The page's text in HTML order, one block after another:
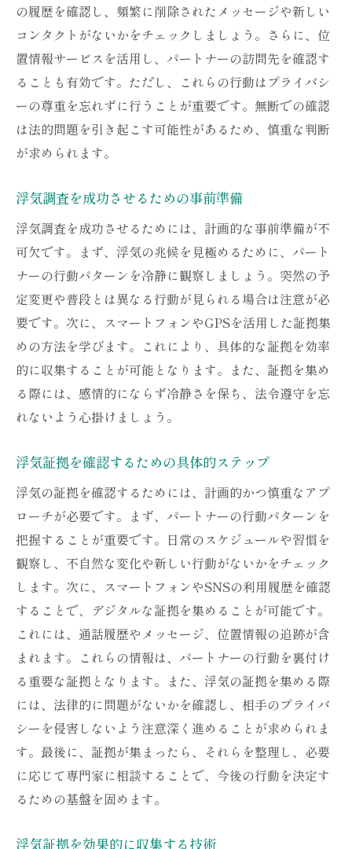
浮気兆候を見逃さないための方法
浮気証拠を確保するための観察術
安全に浮気を暴くセルフ調査のコツ
浮気証拠を安全に集めるためのコツ
浮気調査を安全に進めるための注意点
証拠を確保するための安全対策
浮気を安全に暴くための手順
浮気証拠を安全に集めるための方法
浮気調査成功のための具体的手順
浮気証拠を効率的に集める計画の作り方
浮気を発見するための具体的な手順
浮気調査を成功させるための具体的ステッ
プ
浮気証拠を確実に集めるための行動計画
浮気を見破るための詳細な手順
浮気を見極めるためのセルフ調査
浮気の疑惑を確認するためのセルフ調査法
浮気証拠を集めるための基本的な手法
浮気を見破るための観察ポイント
浮気調査を成功させるためのステップ
浮気証拠を得るための具体的な手段
の履歴を確認し、頻繁に削除されたメッセージや新しい
コンタクトがないかをチェックしましょう。さらに、位
置情報サービスを活用し、パートナーの訪問先を確認す
ることも有効です。ただし、これらの行動はプライバシ
ーの尊重を忘れずに行うことが重要です。無断での確認
は法的問題を引き起こす可能性があるため、慎重な判断
が求められます。
浮気調査を成功させるための事前準備
浮気調査を成功させるためには、計画的な事前準備が不
可欠です。まず、浮気の兆候を見極めるために、パート
ナーの行動パターンを冷静に観察しましょう。突然の予
定変更や普段とは異なる行動が見られる場合は注意が必
要です。次に、スマートフォンやGPSを活用した証拠集
めの方法を学びます。これにより、具体的な証拠を効率
的に収集することが可能となります。また、証拠を集め
る際には、感情的にならず冷静さを保ち、法令遵守を忘
れないよう心掛けましょう。
浮気証拠を確認するための具体的ステップ
浮気の証拠を確認するためには、計画的かつ慎重なアプ
ローチが必要です。まず、パートナーの行動パターンを
把握することが重要です。日常のスケジュールや習慣を
観察し、不自然な変化や新しい行動がないかをチェック
します。次に、スマートフォンやSNSの利用履歴を確認
することで、デジタルな証拠を集めることが可能です。
これには、通話履歴やメッセージ、位置情報の追跡が含
まれます。これらの情報は、パートナーの行動を裏付け
る重要な証拠となります。また、浮気の証拠を集める際
には、法律的に問題がないかを確認し、相手のプライバ
シーを侵害しないよう注意深く進めることが求められま
す。最後に、証拠が集まったら、それらを整理し、必要
に応じて専門家に相談することで、今後の行動を決定す
るための基盤を固めます。
浮気証拠を効果的に収集する技術